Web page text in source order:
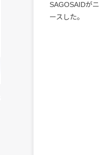
SAGOSAIDが
ースした。